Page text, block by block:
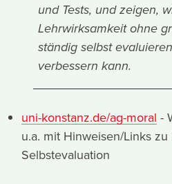
und Tests, und zeigen,
Lehrwirksamkeit ohne
ständig selbst
verbessern kann.
uni-konstanz.de/ag-moral -
u.a. mit Hinweisen/Links
Selbstevaluation